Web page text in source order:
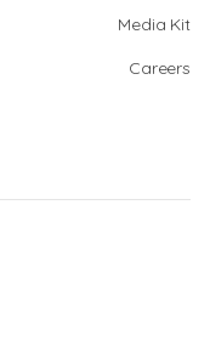
Media Kit
Careers